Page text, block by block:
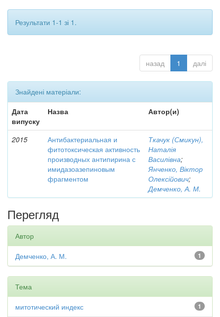
Результати 1-1 зі 1.
назад 1 далі
Знайдені матеріали:
Дата
випуску
Назва Автор(и)
2015
Антибактериальная и
фитотоксическая активность
производных антипирина с
имидазоазепиновым
фрагментом
Ткачук (Смикун),
Наталія
Василівна;
Янченко, Віктор
Олексійович;
Демченко, А. М.
Перегляд
Автор
1
Демченко, А. М.
Тема
1
митотический индекс